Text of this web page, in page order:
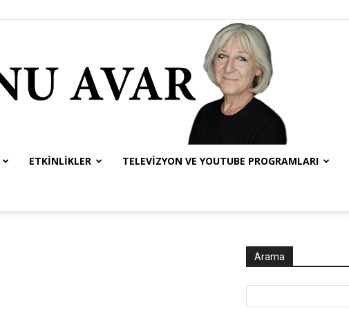
ETKINLIKLER TELEVIZYON VE YOUTUBE PROGRAMLARI
Arama